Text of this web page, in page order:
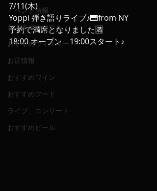
イベント情報
おすすめカクテル
おすすめウィスキー
お店情報
おすすめワイン
おすすめフード
ライブ、コンサート
おすすめビール
7/11(木)
Yoppi 弾き語りライブ♪🎹from NY
予約で満席となりました🈵
18:00 オープン　19:00スタート♪